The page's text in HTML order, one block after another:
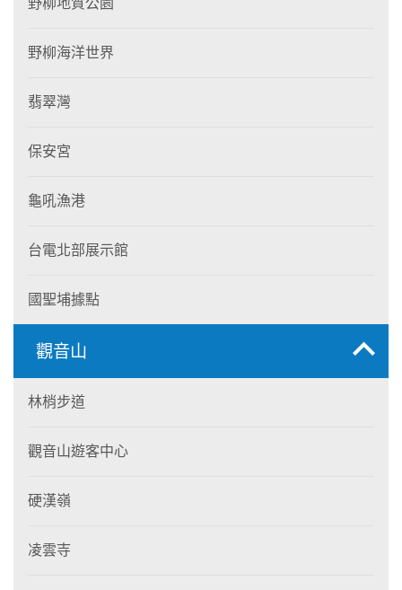
野柳海洋世界
翡翠灣
保安宮
龜吼漁港
台電北部展示館
國聖埔據點
觀音山
林梢步道
觀音山遊客中心
硬漢嶺
凌雲寺